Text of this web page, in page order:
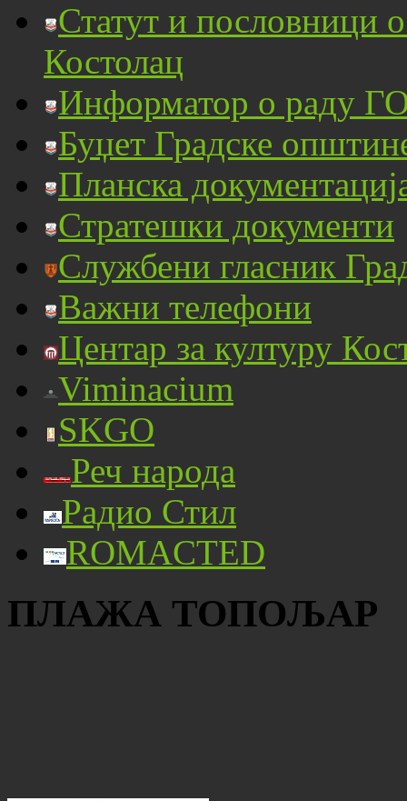
Статут и пословници
Костолац
Информатор о раду
Буџет Градске
Планска
Стратешки документи
Службени гласник
Важни телефони
Центар за културу
Viminacium
SKGO
Реч народа
Радио Стил
ROMACTED
ПЛАЖА ТОПОЉАР